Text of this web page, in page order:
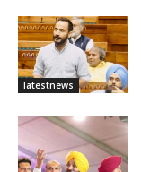
latestnews